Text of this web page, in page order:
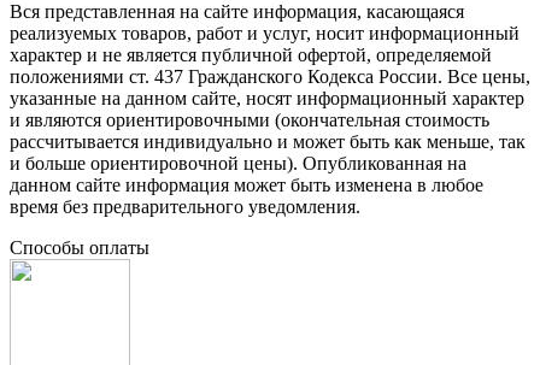
Вся представленная на сайте информация, касающаяся
реализуемых товаров, работ и услуг, носит информационный
характер и не является публичной офертой, определяемой
положениями ст. 437 Гражданского Кодекса России. Все цены,
указанные на данном сайте, носят информационный характер
и являются ориентировочными (окончательная стоимость
рассчитывается индивидуально и может быть как меньше, так
и больше ориентировочной цены). Опубликованная на
данном сайте информация может быть изменена в любое
время без предварительного уведомления.
Способы оплаты